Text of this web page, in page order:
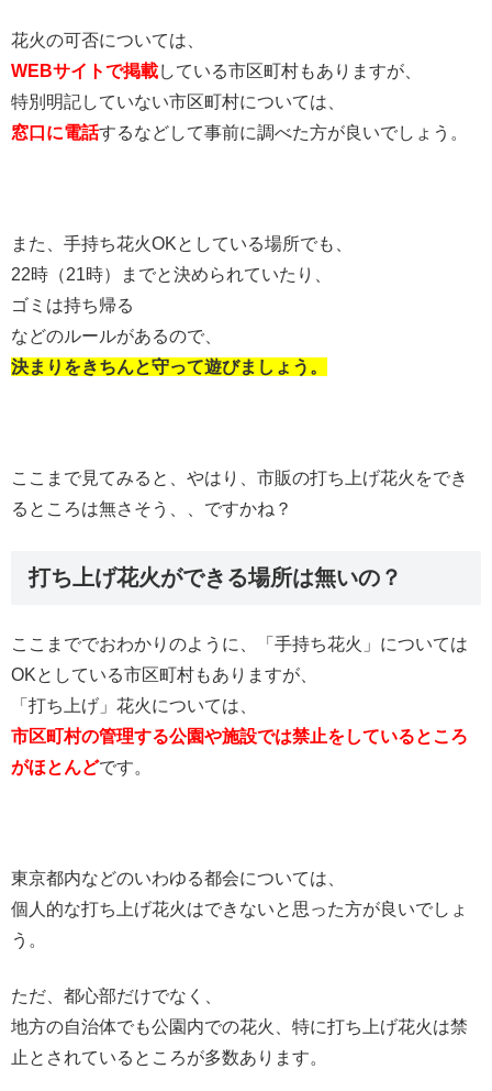
花火の可否については、
WEBサイトで掲載している市区町村もありますが、
特別明記していない市区町村については、
窓口に電話するなどして事前に調べた方が良いでしょう。
また、手持ち花火OKとしている場所でも、
22時（21時）までと決められていたり、
ゴミは持ち帰る
などのルールがあるので、
決まりをきちんと守って遊びましょう。
ここまで見てみると、やはり、市販の打ち上げ花火をでき
るところは無さそう、、ですかね？
打ち上げ花火ができる場所は無いの？
ここまででおわかりのように、「手持ち花火」については
OKとしている市区町村もありますが、
「打ち上げ」花火については、
市区町村の管理する公園や施設では禁止をしているところ
がほとんどです。
東京都内などのいわゆる都会については、
個人的な打ち上げ花火はできないと思った方が良いでしょ
う。
ただ、都心部だけでなく、
地方の自治体でも公園内での花火、特に打ち上げ花火は禁
止とされているところが多数あります。